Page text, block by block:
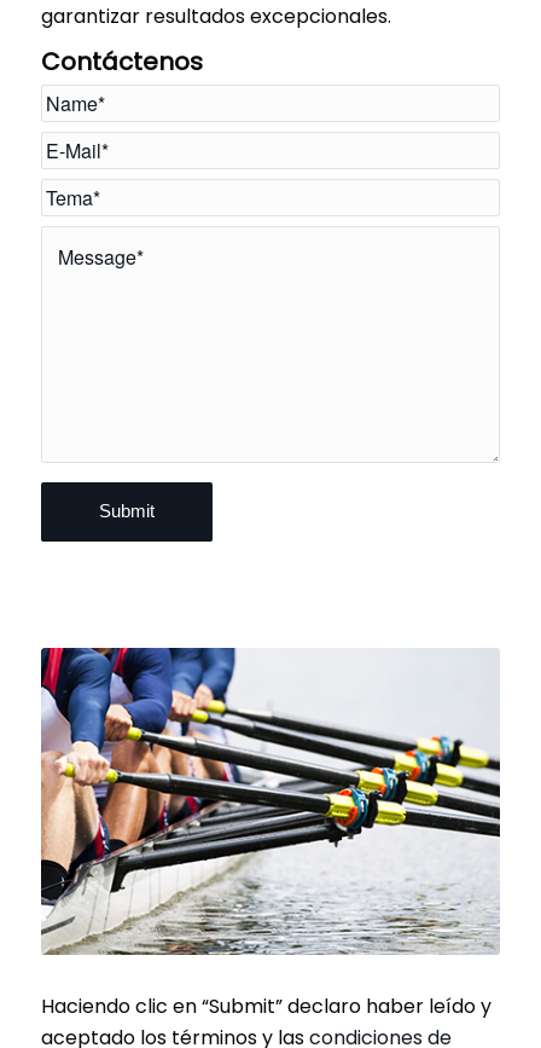
garantizar resultados excepcionales.
Contáctenos
Haciendo clic en “Submit” declaro haber leído y
aceptado los términos y lascondiciones de